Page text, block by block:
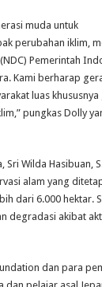
muda untuk
perubahan iklim,
Pemerintah
Kami berharap
luas
pungkas Dolly
Wilda Hasibuan,
alam yang
dari 6.000 hektar.
degradasi akibat
dan para